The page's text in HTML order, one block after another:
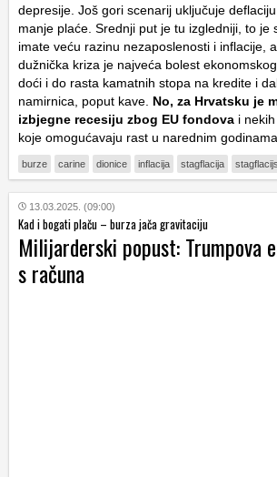
depresije. Još gori scenarij uključuje
manje plaće. Srednji put je tu izgledniji, to je
imate veću razinu nezaposlenosti i inflacije,
dužnička kriza je najveća bolest
doći i do rasta kamatnih stopa na kredite i
namirnica, poput kave. No, za Hrvatsku je
izbjegne recesiju zbog EU fondova i
koje omogućavaju rast u narednim godinama.
burze carine dionice inflacija stagflacija
13.03.2025. (09:00)
Kad i bogati plaču – burza jača gravitaciju
Milijarderski popust: Trumpova
s računa